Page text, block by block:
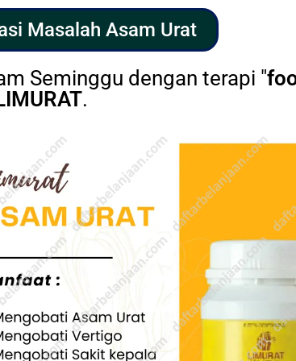
Masalah Asam Urat
Seminggu dengan terapi "
.